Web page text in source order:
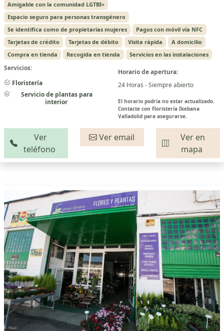
Amigable con la comunidad LGTBI+
Espacio seguro para personas transgénero
Se identifica como de propietarias mujeres
Pagos con móvil vía NFC
Tarjetas de crédito
Tarjetas de débito Visita rápida
A domicilio
Compra en tienda
Recogida en tienda Servicios en las instalaciones
Servicios:
Floristería
Servicio de plantas para
interior
Horario de apertura:
24 Horas - Siempre abierto
El horario podría no estar actualizado.
Contacte con Floristería Ikebana
Valladolid para asegurarse.
Ver
teléfono
Ver email
Ver en
mapa